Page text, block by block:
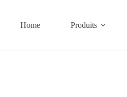
Home Produits